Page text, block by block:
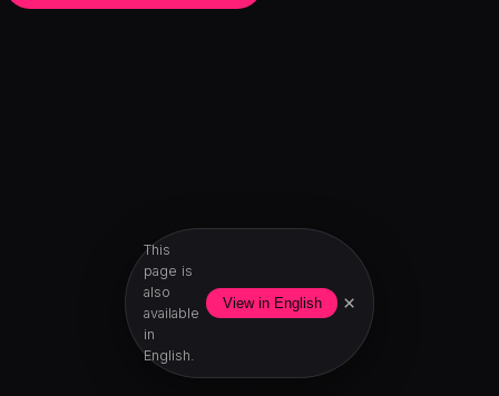
This
page is
also
available
in
English.
View in English ×